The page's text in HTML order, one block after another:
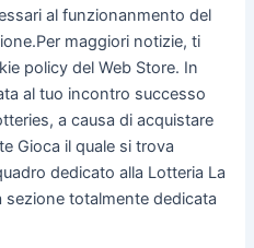
al funzionanmento del
maggiori notizie, ti
policy del Web Store. In
al tuo incontro successo
a causa di acquistare
Gioca il quale si trova
dedicato alla Lotteria La
sezione totalmente dedicata